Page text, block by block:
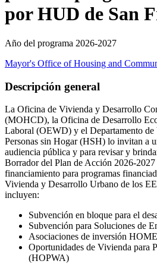
por HUD de San
Año del programa 2026-2027
Mayor's Office of Housing and
Descripción general
La Oficina de Vivienda y Desarrollo
(MOHCD), la Oficina de Desarrollo
Laboral (OEWD) y el Departamento
Personas sin Hogar (HSH) lo invitan a
audiencia pública y para revisar y
Borrador del Plan de Acción 2026-2027
financiamiento para programas
Vivienda y Desarrollo Urbano de los
incluyen:
Subvención en bloque para el
Subvención para Soluciones de
Asociaciones de inversión
Oportunidades de Vivienda para
(HOPWA)